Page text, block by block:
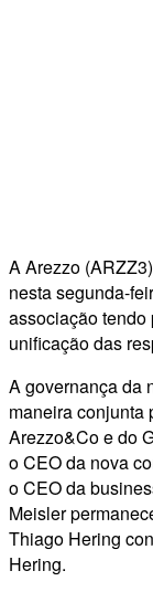
A Arezzo
nesta segunda-
associação
unificação das
A governança da
maneira conjunta
Arezzo&Co e do
o CEO da nova
o CEO da
Meisler
Thiago Hering
Hering.